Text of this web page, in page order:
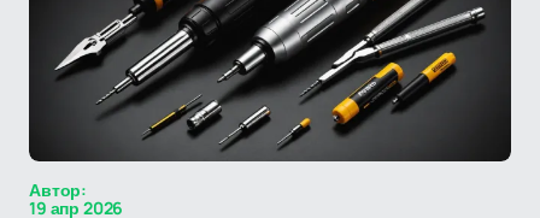
Автор:
19 апр 2026